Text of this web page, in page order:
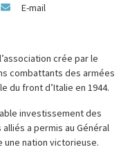
E-mail
crée par le
combattants des armées
du front d’Italie en 1944.
investissement des
a permis au Général
une nation victorieuse.